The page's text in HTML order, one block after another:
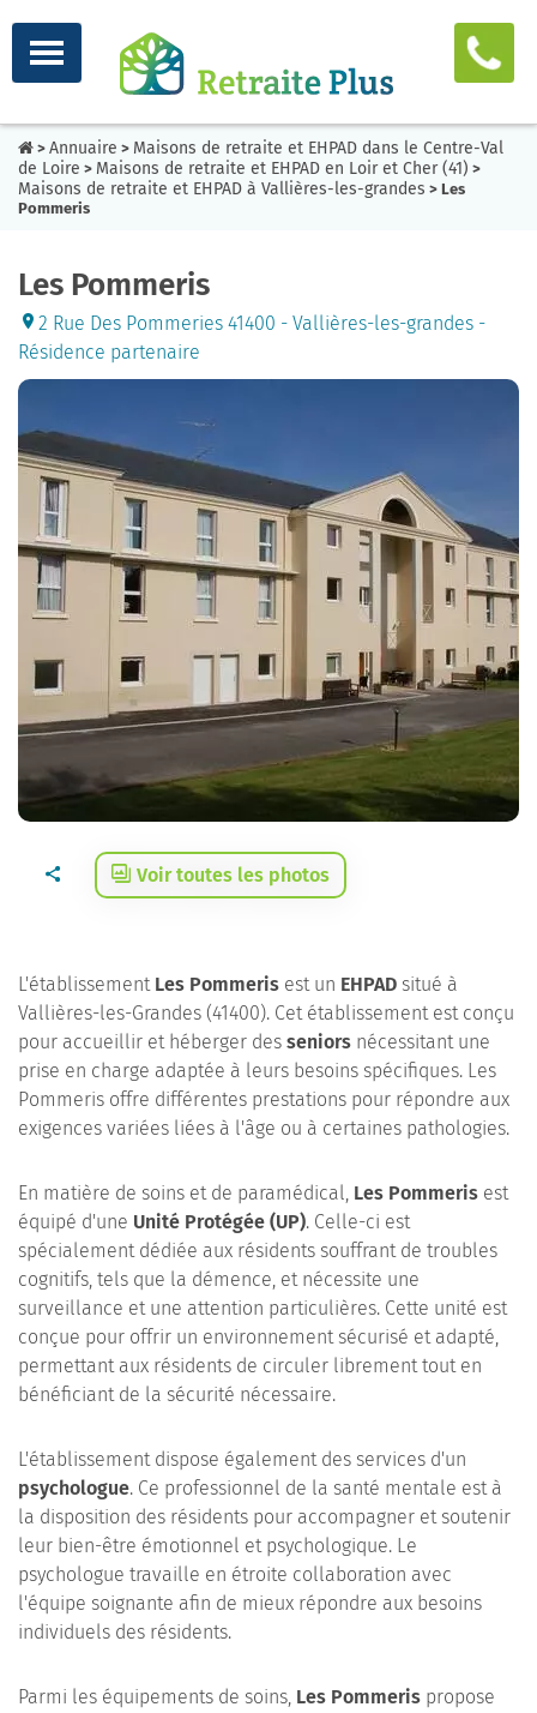
> Annuaire > Maisons de retraite et EHPAD dans le Centre-Val
de Loire > Maisons de retraite et EHPAD en Loir et Cher (41) >
Maisons de retraite et EHPAD à Vallières-les-grandes > Les
Pommeris
Les Pommeris
2 Rue Des Pommeries 41400 - Vallières-les-grandes -
Résidence partenaire
Voir toutes les photos
L'établissement Les Pommeris est un EHPAD situé à
Vallières-les-Grandes (41400). Cet établissement est conçu
pour accueillir et héberger des seniors nécessitant une
prise en charge adaptée à leurs besoins spécifiques. Les
Pommeris offre différentes prestations pour répondre aux
exigences variées liées à l'âge ou à certaines pathologies.
En matière de soins et de paramédical, Les Pommeris est
équipé d'une Unité Protégée (UP). Celle-ci est
spécialement dédiée aux résidents souffrant de troubles
cognitifs, tels que la démence, et nécessite une
surveillance et une attention particulières. Cette unité est
conçue pour offrir un environnement sécurisé et adapté,
permettant aux résidents de circuler librement tout en
bénéficiant de la sécurité nécessaire.
L'établissement dispose également des services d'un
psychologue. Ce professionnel de la santé mentale est à
la disposition des résidents pour accompagner et soutenir
leur bien-être émotionnel et psychologique. Le
psychologue travaille en étroite collaboration avec
l'équipe soignante afin de mieux répondre aux besoins
individuels des résidents.
Parmi les équipements de soins, Les Pommeris propose